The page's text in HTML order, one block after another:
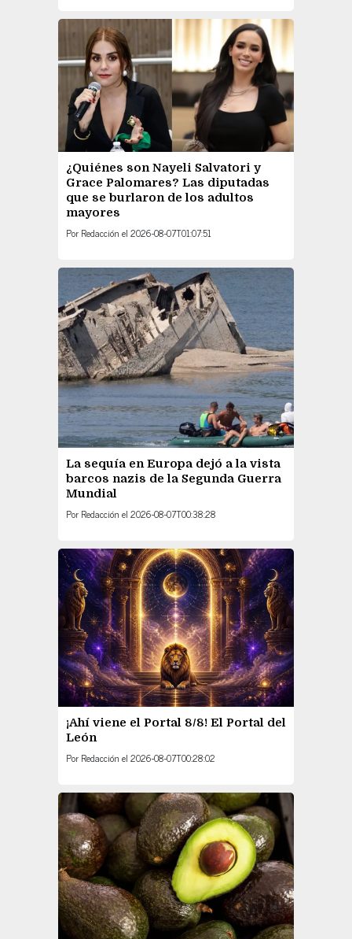
¿Quiénes son Nayeli Salvatori y
Grace Palomares? Las diputadas
que se burlaron de los adultos
mayores
Por Redacción el 2026-08-07T01:07:51
La sequía en Europa dejó a la vista
barcos nazis de la Segunda Guerra
Mundial
Por Redacción el 2026-08-07T00:38:28
¡Ahí viene el Portal 8/8! El Portal del
León
Por Redacción el 2026-08-07T00:28:02